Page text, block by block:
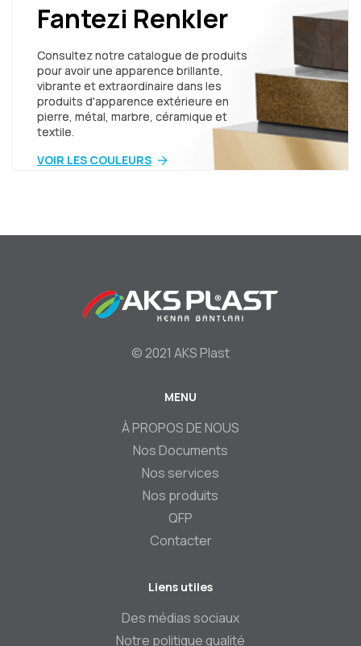
Fantezi Renkler
Consultez notre catalogue de produits
pour avoir une apparence brillante,
vibrante et extraordinaire dans les
produits d'apparence extérieure en
pierre, métal, marbre, céramique et
textile.
VOIR LES COULEURS
© 2021 AKS Plast
MENU
À PROPOS DE NOUS
Nos Documents
Nos services
Nos produits
QFP
Contacter
Liens utiles
Des médias sociaux
Notre politique qualité